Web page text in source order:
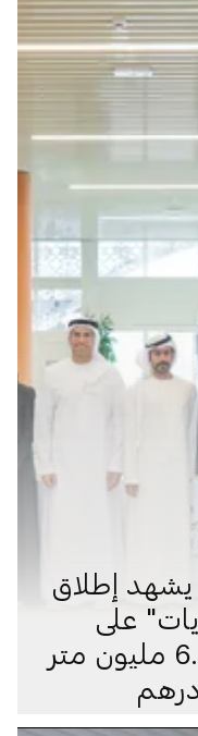
خالد بن محمد بن زايد يشهد إطلاق
على
مساحة إجمالية تبلغ 6.4 مليون متر